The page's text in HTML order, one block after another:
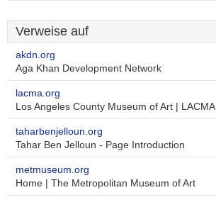
Verweise auf
akdn.org
Aga Khan Development Network
lacma.org
Los Angeles County Museum of Art | LACMA
taharbenjelloun.org
Tahar Ben Jelloun - Page Introduction
metmuseum.org
Home | The Metropolitan Museum of Art